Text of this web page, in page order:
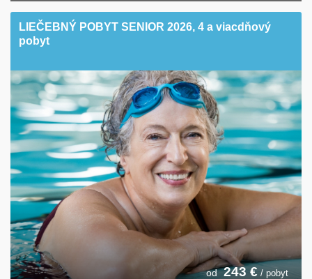
LIEČEBNÝ POBYT SENIOR 2026, 4 a viacdňový
pobyt
od 243 € / pobyt